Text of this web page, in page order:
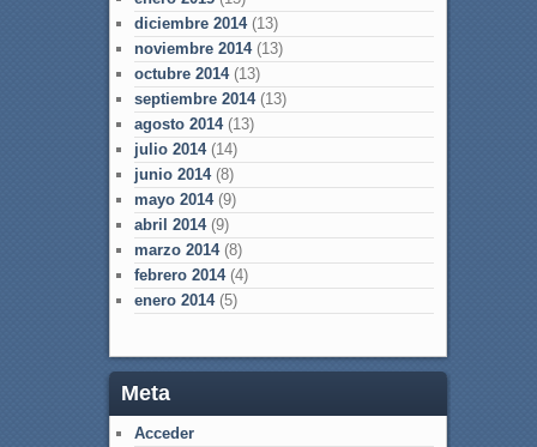
diciembre 2014(13)
noviembre 2014(13)
octubre 2014(13)
septiembre 2014(13)
agosto 2014(13)
julio 2014(14)
junio 2014(8)
mayo 2014(9)
abril 2014(9)
marzo 2014(8)
febrero 2014(4)
enero 2014(5)
Meta
Acceder